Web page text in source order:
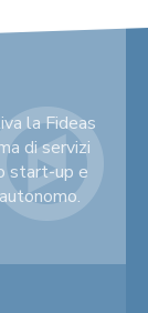
la Fideas
di servizi
start-up e